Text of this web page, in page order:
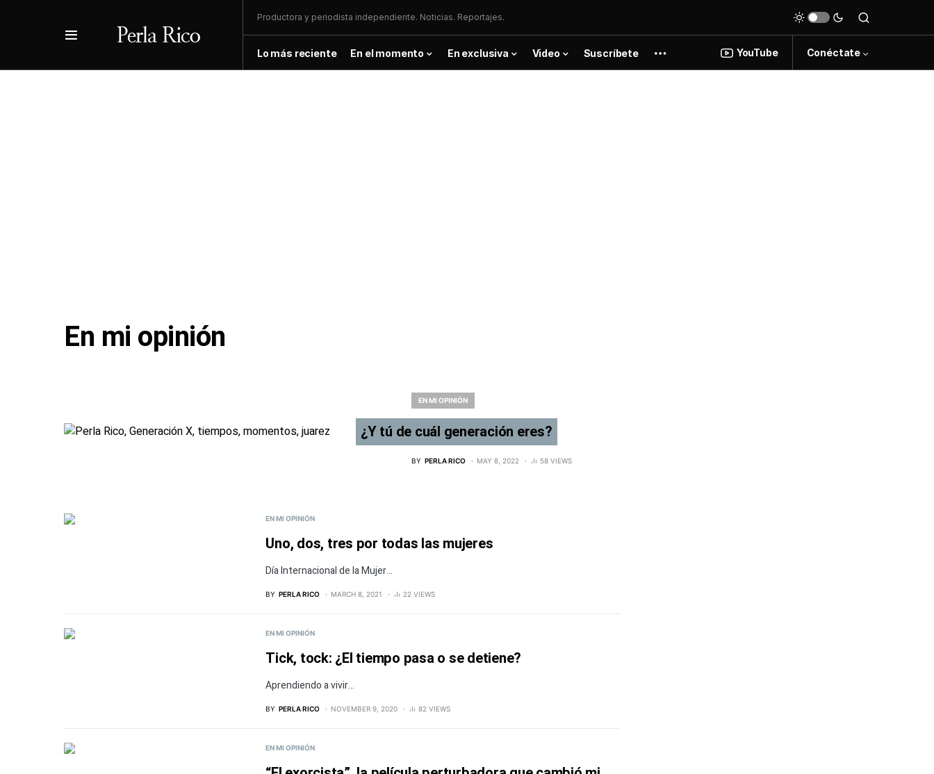
Productora y periodista independiente. Noticias. Reportajes.
Lo más reciente En el momento En exclusiva Video Suscríbete YouTube Conéctate
En mi opinión
EN MI OPINIÓN
¿Y tú de cuál generación eres?
BY PERLA RICO MAY 8, 2022 58 VIEWS
EN MI OPINIÓN
Uno, dos, tres por todas las mujeres
Día Internacional de la Mujer…
BY PERLA RICO MARCH 8, 2021 22 VIEWS
EN MI OPINIÓN
Tick, tock: ¿El tiempo pasa o se detiene?
Aprendiendo a vivir…
BY PERLA RICO NOVEMBER 9, 2020 82 VIEWS
EN MI OPINIÓN